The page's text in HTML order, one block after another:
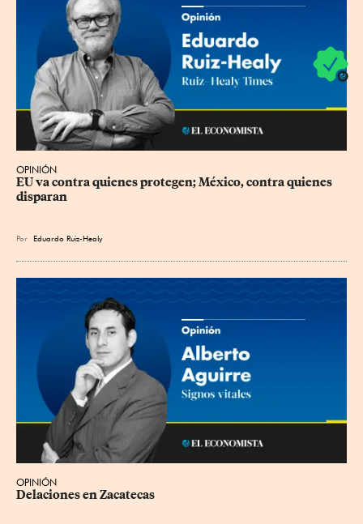
OPINIÓN
EU va contra quienes protegen; México, contra quienes
disparan
Por Eduardo Ruiz-Healy
OPINIÓN
Delaciones en Zacatecas